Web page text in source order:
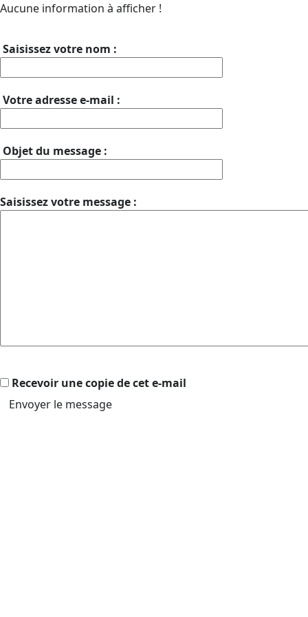
Aucune information à afficher !
Saisissez votre nom :
Votre adresse e-mail :
Objet du message :
Saisissez votre message :
Recevoir une copie de cet e-mail
Envoyer le message